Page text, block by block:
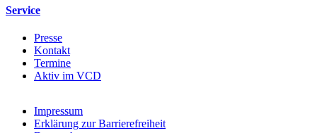
Service
Presse
Kontakt
Termine
Aktiv im VCD
Impressum
Erklärung zur Barrierefreiheit